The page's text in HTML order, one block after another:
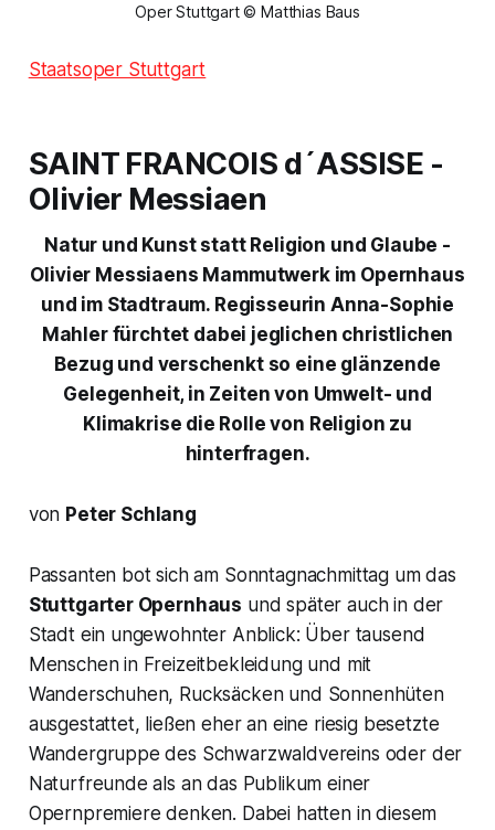
Oper Stuttgart © Matthias Baus
Staatsoper Stuttgart
SAINT FRANCOIS d´ASSISE -
Olivier Messiaen
Natur und Kunst statt Religion und Glaube -
Olivier Messiaens Mammutwerk im Opernhaus
und im Stadtraum. Regisseurin Anna-Sophie
Mahler fürchtet dabei jeglichen christlichen
Bezug und verschenkt so eine glänzende
Gelegenheit, in Zeiten von Umwelt- und
Klimakrise die Rolle von Religion zu
hinterfragen.
von Peter Schlang
Passanten bot sich am Sonntagnachmittag um das
Stuttgarter Opernhaus und später auch in der
Stadt ein ungewohnter Anblick: Über tausend
Menschen in Freizeitbekleidung und mit
Wanderschuhen, Rucksäcken und Sonnenhüten
ausgestattet, ließen eher an eine riesig besetzte
Wandergruppe des Schwarzwaldvereins oder der
Naturfreunde als an das Publikum einer
Opernpremiere denken. Dabei hatten in diesem